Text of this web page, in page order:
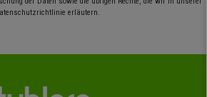
erläutern.